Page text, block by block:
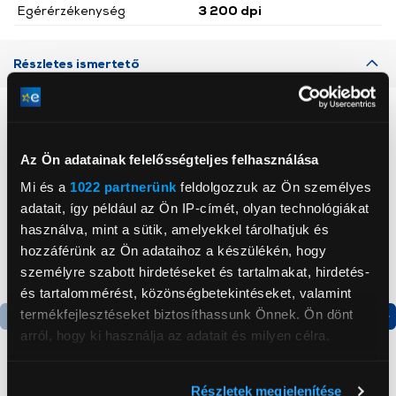
Az Ön adatainak felelősségteljes felhasználása
Mi és a 1022 partnerünk feldolgozzuk az Ön személyes
adatait, így például az Ön IP-címét, olyan technológiákat
használva, mint a sütik, amelyekkel tárolhatjuk és
hozzáférünk az Ön adataihoz a készülékén, hogy
személyre szabott hirdetéseket és tartalmakat, hirdetés-
és tartalommérést, közönségbetekintéseket, valamint
termékfejlesztéseket biztosíthassunk Önnek. Ön dönt
arról, hogy ki használja az adatait és milyen célra.
Részletek megjelenítése
Egérérzékenység 3 200 dpi
Részletes ismertető